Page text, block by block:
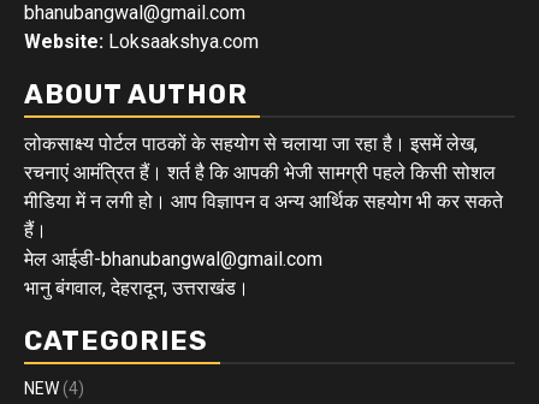
bhanubangwal@gmail.com
Website: Loksaakshya.com
ABOUT AUTHOR
लोकसाक्ष्य पोर्टल पाठकों के सहयोग से चलाया जा रहा है। इसमें लेख,
रचनाएं आमंत्रित हैं। शर्त है कि आपकी भेजी सामग्री पहले किसी सोशल
मीडिया में न लगी हो। आप विज्ञापन व अन्य आर्थिक सहयोग भी कर सकते
हैं।
मेल आईडी-bhanubangwal@gmail.com
भानु बंगवाल, देहरादून, उत्तराखंड।
CATEGORIES
NEW (4)